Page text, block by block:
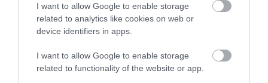
I want to allow Google to enable storage
related to analytics like cookies on web or
device identifiers in apps.
I want to allow Google to enable storage
related to functionality of the website or app.
otthonunkat:
növeli az épület időjárással szembeni védelmét,
csökkenti annak téli fűtésigényét és nyári
hűtésigényét,